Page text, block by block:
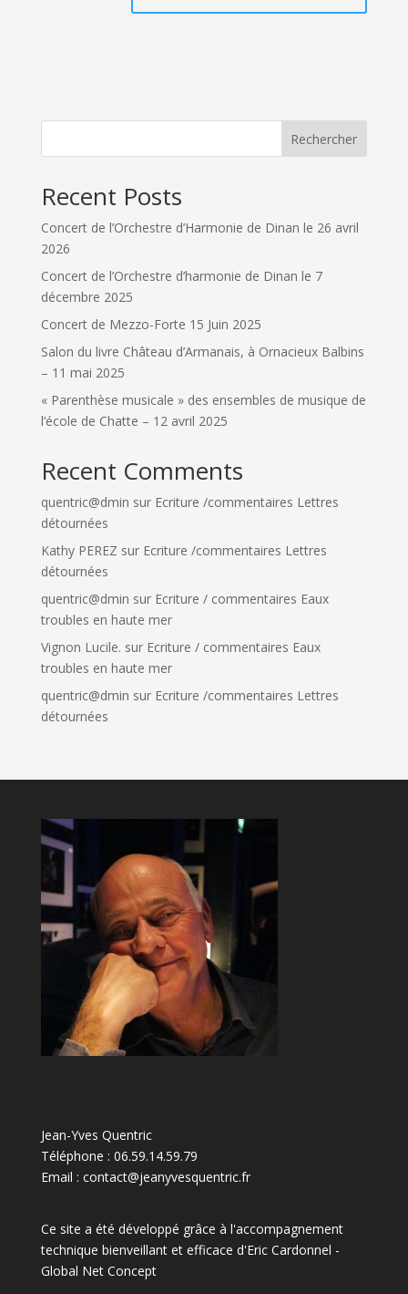
Rechercher
Recent Posts
Concert de l’Orchestre d’Harmonie de Dinan le 26 avril
2026
Concert de l’Orchestre d’harmonie de Dinan le 7
décembre 2025
Concert de Mezzo-Forte 15 Juin 2025
Salon du livre Château d’Armanais, à Ornacieux Balbins
– 11 mai 2025
« Parenthèse musicale » des ensembles de musique de
l’école de Chatte – 12 avril 2025
Recent Comments
quentric@dmin sur Ecriture /commentaires Lettres
détournées
Kathy PEREZ sur Ecriture /commentaires Lettres
détournées
quentric@dmin sur Ecriture / commentaires Eaux
troubles en haute mer
Vignon Lucile. sur Ecriture / commentaires Eaux
troubles en haute mer
quentric@dmin sur Ecriture /commentaires Lettres
détournées
Jean-Yves Quentric
Téléphone : 06.59.14.59.79
Email : contact@jeanyvesquentric.fr
Ce site a été développé grâce à l'accompagnement
technique bienveillant et efficace d'Eric Cardonnel -
Global Net Concept